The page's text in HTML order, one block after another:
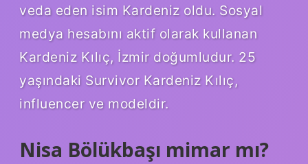
veda eden isim Kardeniz oldu. Sosyal
medya hesabını aktif olarak kullanan
Kardeniz Kılıç, İzmir doğumludur. 25
yaşındaki Survivor Kardeniz Kılıç,
influencer ve modeldir.
Nisa Bölükbaşı mimar mı?